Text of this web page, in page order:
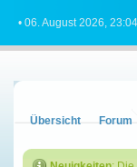
• 06. August 2026,
Übersicht Forum